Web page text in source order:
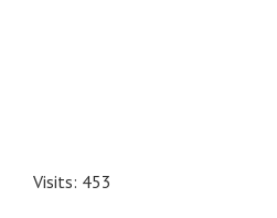
Visits: 453